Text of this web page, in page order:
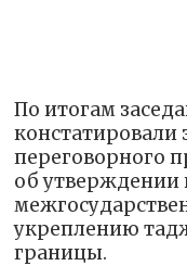
По итогам
констатировали
переговорного
об утверждении
укреплению
границы.